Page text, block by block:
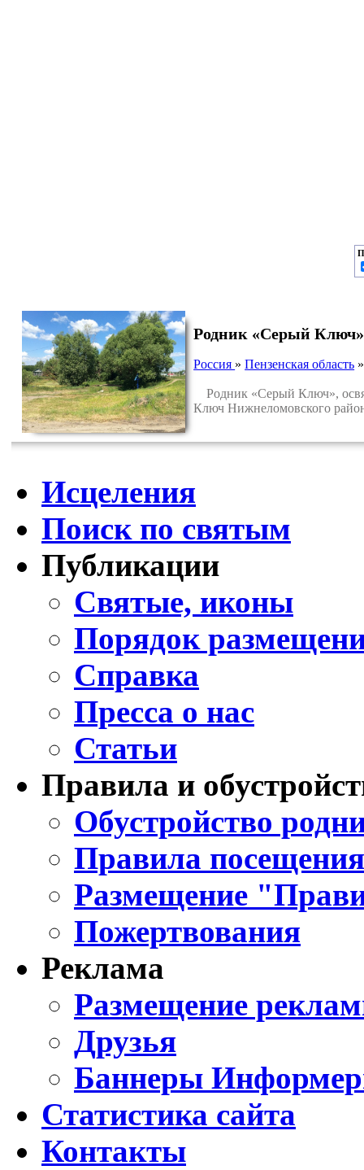
Родник «Серый
Россия »Пензенская область
Родник «Серый Ключ»,
Ключ Нижнеломовского
Исцеления
Поиск по святым
Публикации
Святые, иконы
Порядок
Справка
Пресса о нас
Статьи
Правила и
Обустройство
Правила
Размещение
Пожертвования
Реклама
Размещение
Друзья
Баннеры
Статистика сайта
Контакты